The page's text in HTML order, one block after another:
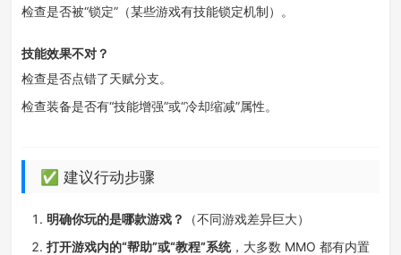
检查是否被“锁定”（某些游戏有技能锁定机制）。
技能效果不对？
检查是否点错了天赋分支。
检查装备是否有“技能增强”或“冷却缩减”属性。
✅ 建议行动步骤
明确你玩的是哪款游戏？
（不同游戏差异巨大）
打开游戏内的“帮助”或“教程”系统，大多数 MMO 都有内置